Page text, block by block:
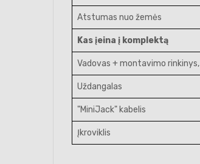
Atstumas nuo žemės
Kas įeina į komplektą
Vadovas + montavimo rinkinys,
Uždangalas
"MiniJack" kabelis
Įkroviklis